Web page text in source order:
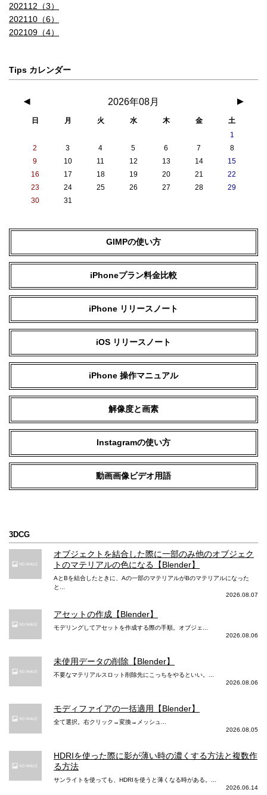
202112（3）
202110（6）
202109（4）
Tips カレンダー
2026年08月
◀ ▶
日 月 火 水 木 金
土
1
2
3 4 5 6 7
8
9
10 11 12 13 14
15
16
17 18 19 20 21
22
23
24 25 26 27 28
29
30
31
GIMPの使い方
iPhoneプラン料金比較
iPhone リリースノート
iOS リリースノート
iPhone 操作マニュアル
解像度と画素
Instagramの使い方
動画画像ビデオ用語
3DCG
オブジェクトを結合した際に一部のみ他のオブジェク
トのマテリアルの色になる【Blender】
AとBを結合したときに、Aの一部のマテリアルがBのマテリアルになった
と...
2026.08.07
アセットの作成【Blender】
モデリングしてアセットを作成する際の手順。オブジェ...
2026.08.06
未使用データの削除【Blender】
不要なマテリアルスロット削除先にこっちをやるといい。...
2026.08.06
モディファイアの一括適用【Blender】
全て選択。右クリック→変換→メッシュ...
2026.08.05
HDRIを使った際に影が薄い時の濃くする方法と複数作
る方法
サンライトを使っても、HDRIを使うと薄くなる時がある。...
2026.06.14